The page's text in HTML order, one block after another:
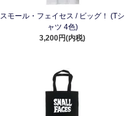
スモール・フェイセス / ビッグ！ (Tシ
ャツ 4色)
3,200円(内税)